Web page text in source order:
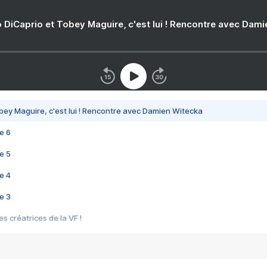
DiCaprio et Tobey Maguire, c'est lui ! Rencontre avec
Maguire, c'est lui ! Rencontre avec Damien Witecka
6
5
4
3
créatrices de la VF !